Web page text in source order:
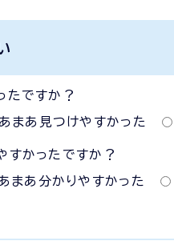
たですか？
まあ見つけやすかった
すかったですか？
まあ分かりやすかった